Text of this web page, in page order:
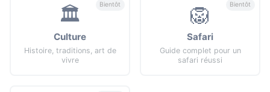
🏛️
Culture
Histoire, traditions, art de
vivre
Bientôt 🦁
Safari
Guide complet pour un
safari réussi
Bientôt